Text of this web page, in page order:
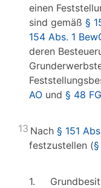
einen
sind gemäß §
154 Abs. 1
deren
AO und § 48
13 Nach § 151
festzustellen (
1.